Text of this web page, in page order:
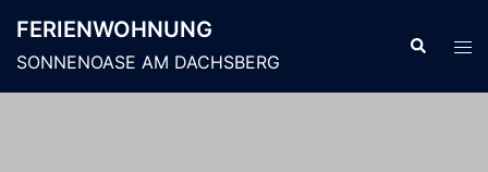
Inhalt
springen
FERIENWOHNUNG
SONNENOASE AM DACHSBERG
Suche